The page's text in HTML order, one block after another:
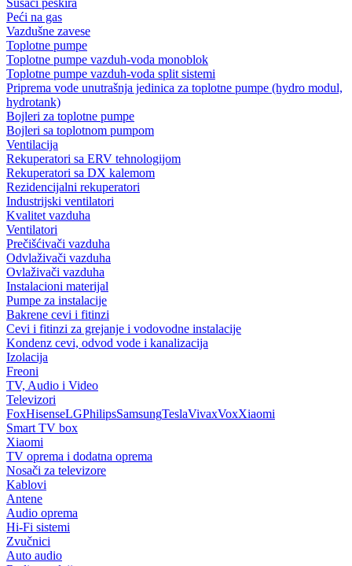
Peći na gas
Vazdušne zavese
Toplotne pumpe
Toplotne pumpe vazduh-voda monoblok
Toplotne pumpe vazduh-voda split sistemi
Priprema vode unutrašnja jedinica za toplotne pumpe (hydro modul,
hydrotank)
Bojleri za toplotne pumpe
Bojleri sa toplotnom pumpom
Ventilacija
Rekuperatori sa ERV tehnologijom
Rekuperatori sa DX kalemom
Rezidencijalni rekuperatori
Industrijski ventilatori
Kvalitet vazduha
Ventilatori
Prečišćivači vazduha
Odvlaživači vazduha
Ovlaživači vazduha
Instalacioni materijal
Pumpe za instalacije
Bakrene cevi i fitinzi
Cevi i fitinzi za grejanje i vodovodne instalacije
Kondenz cevi, odvod vode i kanalizacija
Izolacija
Freoni
TV, Audio i Video
Televizori
FoxHisenseLGPhilipsSamsungTeslaVivaxVoxXiaomi
Smart TV box
Xiaomi
TV oprema i dodatna oprema
Nosači za televizore
Kablovi
Antene
Audio oprema
Hi-Fi sistemi
Zvučnici
Auto audio